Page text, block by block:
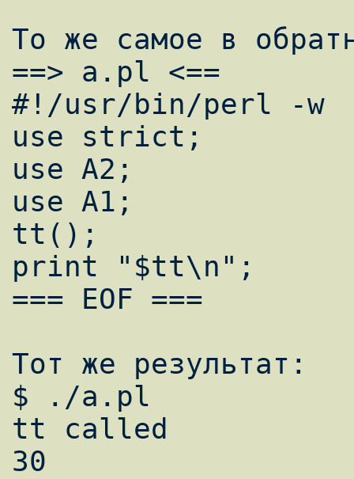
То же самое в
==> a.pl <==
#!/usr/bin/perl -w
use strict;
use A2;
use A1;
tt();
print "$tt\n";
=== EOF ===
Тот же результат:
$ ./a.pl
tt called
30